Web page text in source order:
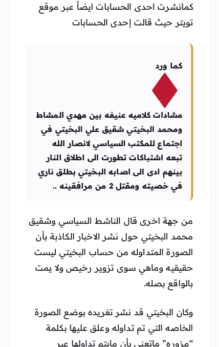
كمانشرت احدى الحسابات ايضاً عبر موقع
تويتر حيث قالت إحدى الحسابات
كما ورد
مشادات كلاميه عنيفه بين مهدي المشاط
ومحمد البخيتي شقيق علي البخيتي في
اجتماع للمكتب السياسي لانصار الله
تبعه اشتباكات تطورت الى اطلاق النار
بينهم ادى الى اصابه البخيتي بطلق ناري
في خصيته ومقتل 2 من مرافقينه ..
من جهة اخرى قال الناشط السياسي وشقيق
محمد البخيتي حول نشر الاخبار الكاذبة بأن
الصورة المتداوله من حساب البخيتي ليست
حقيقيه وماهي سوى تزوير رخيص ولا يمت
بالواقع بصله.
وكان البخيتي قد نشر تغريده بوضع الصورة
الخاصه التي تم تداوله وعلق عليها بكلمة
“مزوره” ماتعني بأن مايتم تداولها عبر